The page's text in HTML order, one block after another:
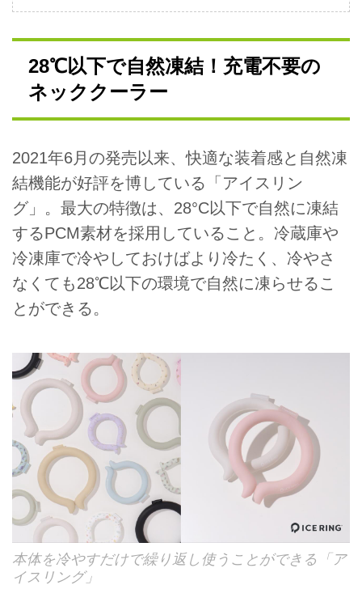
28℃以下で自然凍結！充電不要の
ネッククーラー
2021年6月の発売以来、快適な装着感と自然凍
結機能が好評を博している「アイスリン
グ」。最大の特徴は、28°C以下で自然に凍結
するPCM素材を採用していること。冷蔵庫や
冷凍庫で冷やしておけばより冷たく、冷やさ
なくても28℃以下の環境で自然に凍らせるこ
とができる。
本体を冷やすだけで繰り返し使うことができる「ア
イスリング」